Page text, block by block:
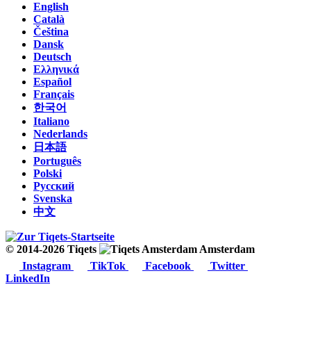
English
Català
Čeština
Dansk
Deutsch
Ελληνικά
Español
Français
한국어
Italiano
Nederlands
日本語
Português
Polski
Русский
Svenska
中文
© 2014-2026 Tiqets
Amsterdam
Instagram
TikTok Facebook
Twitter
LinkedIn